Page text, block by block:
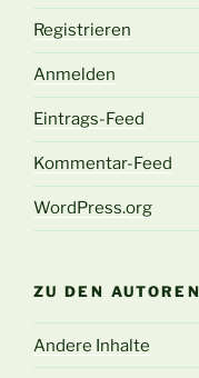
Registrieren
Anmelden
Eintrags-Feed
Kommentar-Feed
WordPress.org
ZU DEN AUTOREN
Andere Inhalte